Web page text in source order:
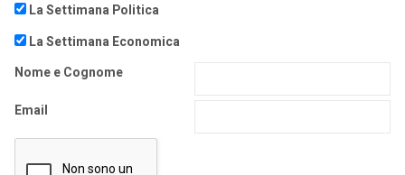
La Settimana Politica
La Settimana Economica
Nome e Cognome
Email